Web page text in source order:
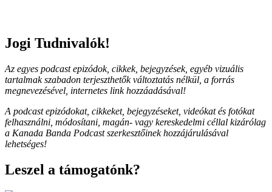
Jogi Tudnivalók!
Az egyes podcast epizódok, cikkek, bejegyzések, egyéb vizuális
tartalmak szabadon terjeszthetők változtatás nélkül, a forrás
megnevezésével, internetes link hozzáadásával!
A podcast epizódokat, cikkeket, bejegyzéseket, videókat és fotókat
felhasználni, módosítani, magán- vagy kereskedelmi céllal kizárólag
a Kanada Banda Podcast szerkesztőinek hozzájárulásával
lehetséges!
Leszel a támogatónk?